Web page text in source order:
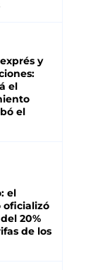
y
el
el
el
oficializó
20%
de los